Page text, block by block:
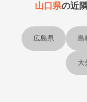
山口県の近
広島県 島
大